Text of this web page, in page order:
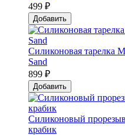
499 ₽
Добавить
Силиконовая тарелка
Sand
899 ₽
Добавить
Силиконовый
крабик